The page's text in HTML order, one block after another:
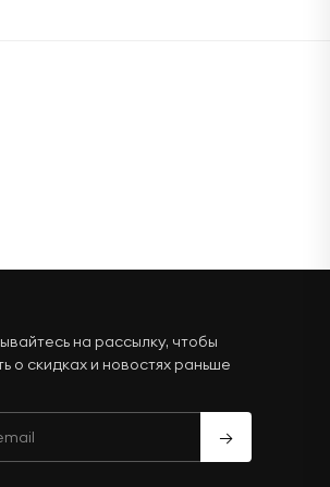
на рассылку, чтобы
о скидках и новостях раньше
→